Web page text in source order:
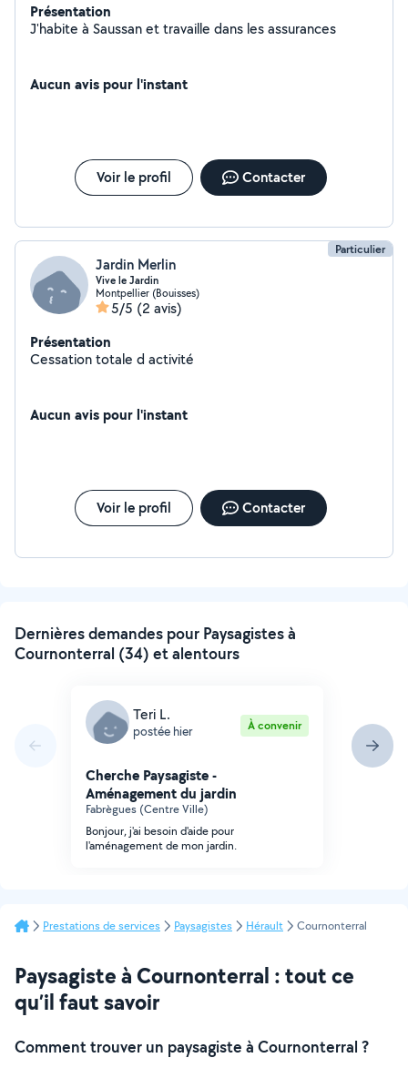
Présentation
J'habite à Saussan et travaille dans les assurances
Aucun avis pour l'instant
Voir le profil Contacter
Particulier
Jardin Merlin
Vive le Jardin
Montpellier (Bouisses)
5/5 (2 avis)
Présentation
Cessation totale d activité
Aucun avis pour l'instant
Voir le profil Contacter
Dernières demandes pour Paysagistes à
Cournonterral (34) et alentours
Teri L.
postée hier À convenir
Cherche Paysagiste -
Aménagement du jardin
Fabrègues (Centre Ville)
Bonjour, j'ai besoin d'aide pour
l'aménagement de mon jardin.
Prestations de services Paysagistes Hérault Cournonterral
Paysagiste à Cournonterral : tout ce
qu’il faut savoir
Comment trouver un paysagiste à Cournonterral ?